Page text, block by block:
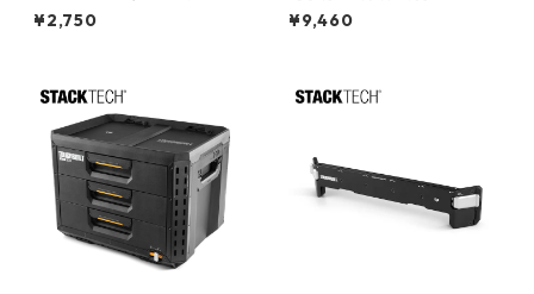
5ガロンバケツ [マルチミック
ス] フタ付き 05GLTDD-MUL
¥2,750
UILT（タフビルト）STACK TE
CH(スタックテック) ワークト
¥9,460